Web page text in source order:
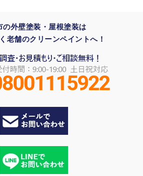
の外壁塗装・屋根塗装は
老舗のクリーンペイントへ！